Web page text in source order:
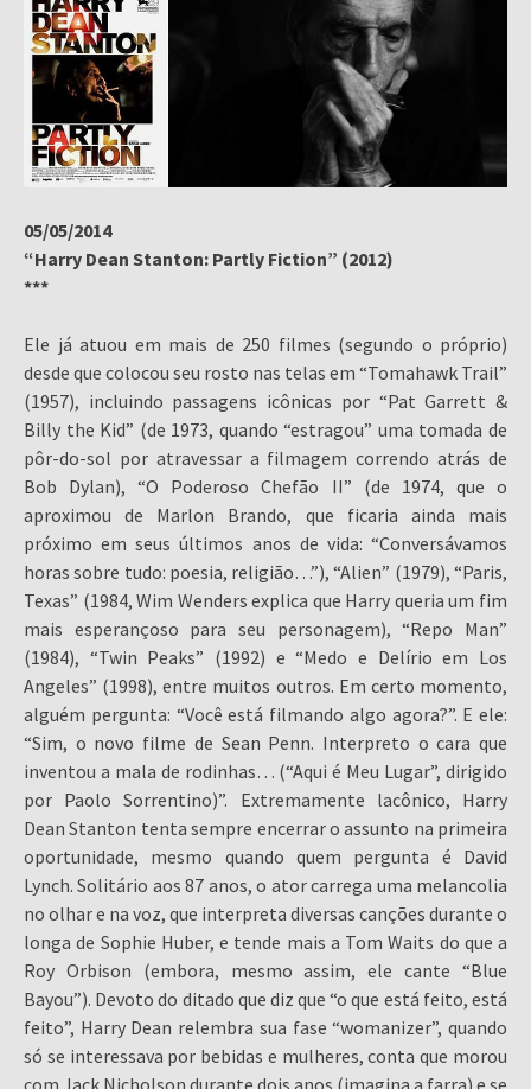
05/05/2014
“Harry Dean Stanton: Partly Fiction” (2012)
***
Ele já atuou em mais de 250 filmes (segundo o próprio)
desde que colocou seu rosto nas telas em “Tomahawk Trail”
(1957), incluindo passagens icônicas por “Pat Garrett &
Billy the Kid” (de 1973, quando “estragou” uma tomada de
pôr-do-sol por atravessar a filmagem correndo atrás de
Bob Dylan), “O Poderoso Chefão II” (de 1974, que o
aproximou de Marlon Brando, que ficaria ainda mais
próximo em seus últimos anos de vida: “Conversávamos
horas sobre tudo: poesia, religião…”), “Alien” (1979), “Paris,
Texas” (1984, Wim Wenders explica que Harry queria um fim
mais esperançoso para seu personagem), “Repo Man”
(1984), “Twin Peaks” (1992) e “Medo e Delírio em Los
Angeles” (1998), entre muitos outros. Em certo momento,
alguém pergunta: “Você está filmando algo agora?”. E ele:
“Sim, o novo filme de Sean Penn. Interpreto o cara que
inventou a mala de rodinhas… (“Aqui é Meu Lugar”, dirigido
por Paolo Sorrentino)”. Extremamente lacônico, Harry
Dean Stanton tenta sempre encerrar o assunto na primeira
oportunidade, mesmo quando quem pergunta é David
Lynch. Solitário aos 87 anos, o ator carrega uma melancolia
no olhar e na voz, que interpreta diversas canções durante o
longa de Sophie Huber, e tende mais a Tom Waits do que a
Roy Orbison (embora, mesmo assim, ele cante “Blue
Bayou”). Devoto do ditado que diz que “o que está feito, está
feito”, Harry Dean relembra sua fase “womanizer”, quando
só se interessava por bebidas e mulheres, conta que morou
com Jack Nicholson durante dois anos (imagina a farra) e se